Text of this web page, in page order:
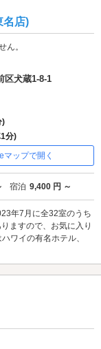
名店)
ん。
区犬蔵1-8-1
)
分)
マップで開く
宿泊 9,400 円 ～
年7月に全32室のうち
ますので、お気に入り
ワイの有名ホテル、